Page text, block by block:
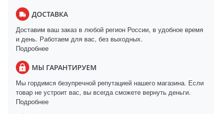
ДОСТАВКА
Доставим ваш заказ в любой регион России, в удобное время
и день. Работаем для вас, без выходных.
Подробнее
МЫ ГАРАНТИРУЕМ
Мы гордимся безупречной репутацией нашего магазина. Если
товар не устроит вас, вы всегда сможете вернуть деньги.
Подробнее